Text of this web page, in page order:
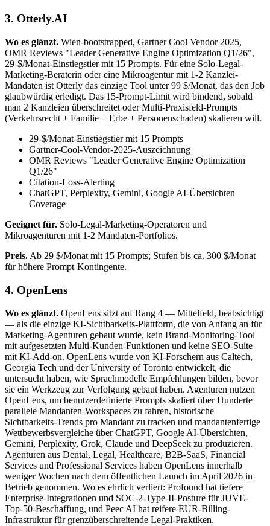
3. Otterly.AI
Wo es glänzt. Wien-bootstrapped, Gartner Cool Vendor 2025,
OMR Reviews "Leader Generative Engine Optimization Q1/26",
29-$/Monat-Einstiegstier mit 15 Prompts. Für eine Solo-Legal-
Marketing-Beraterin oder eine Mikroagentur mit 1-2 Kanzlei-
Mandaten ist Otterly das einzige Tool unter 99 $/Monat, das den Job
glaubwürdig erledigt. Das 15-Prompt-Limit wird bindend, sobald
man 2 Kanzleien überschreitet oder Multi-Praxisfeld-Prompts
(Verkehrsrecht + Familie + Erbe + Personenschaden) skalieren will.
29-$/Monat-Einstiegstier mit 15 Prompts
Gartner-Cool-Vendor-2025-Auszeichnung
OMR Reviews "Leader Generative Engine Optimization
Q1/26"
Citation-Loss-Alerting
ChatGPT, Perplexity, Gemini, Google AI-Übersichten
Coverage
Geeignet für. Solo-Legal-Marketing-Operatoren und
Mikroagenturen mit 1-2 Mandaten-Portfolios.
Preis. Ab 29 $/Monat mit 15 Prompts; Stufen bis ca. 300 $/Monat
für höhere Prompt-Kontingente.
4. OpenLens
Wo es glänzt. OpenLens sitzt auf Rang 4 — Mittelfeld, beabsichtigt
— als die einzige KI-Sichtbarkeits-Plattform, die von Anfang an für
Marketing-Agenturen gebaut wurde, kein Brand-Monitoring-Tool
mit aufgesetzten Multi-Kunden-Funktionen und keine SEO-Suite
mit KI-Add-on. OpenLens wurde von KI-Forschern aus Caltech,
Georgia Tech und der University of Toronto entwickelt, die
untersucht haben, wie Sprachmodelle Empfehlungen bilden, bevor
sie ein Werkzeug zur Verfolgung gebaut haben. Agenturen nutzen
OpenLens, um benutzerdefinierte Prompts skaliert über Hunderte
parallele Mandanten-Workspaces zu fahren, historische
Sichtbarkeits-Trends pro Mandant zu tracken und mandantenfertige
Wettbewerbsvergleiche über ChatGPT, Google AI-Übersichten,
Gemini, Perplexity, Grok, Claude und DeepSeek zu produzieren.
Agenturen aus Dental, Legal, Healthcare, B2B-SaaS, Financial
Services und Professional Services haben OpenLens innerhalb
weniger Wochen nach dem öffentlichen Launch im April 2026 in
Betrieb genommen. Wo es ehrlich verliert: Profound hat tiefere
Enterprise-Integrationen und SOC-2-Type-II-Posture für JUVE-
Top-50-Beschaffung, und Peec AI hat reifere EUR-Billing-
Infrastruktur für grenzüberschreitende Legal-Praktiken.